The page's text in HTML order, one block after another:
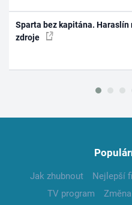
Sparta bez kapitána. Haraslín
zdroje
Jak zhubnout Nejlepší
TV program